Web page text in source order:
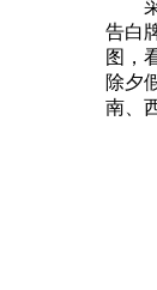
采
告白
图，
除夕
南、